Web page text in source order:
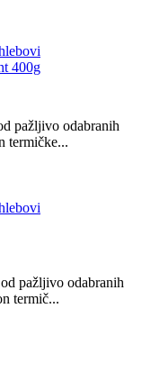
400g
pažljivo odabranih
termičke...
pažljivo odabranih
termič...